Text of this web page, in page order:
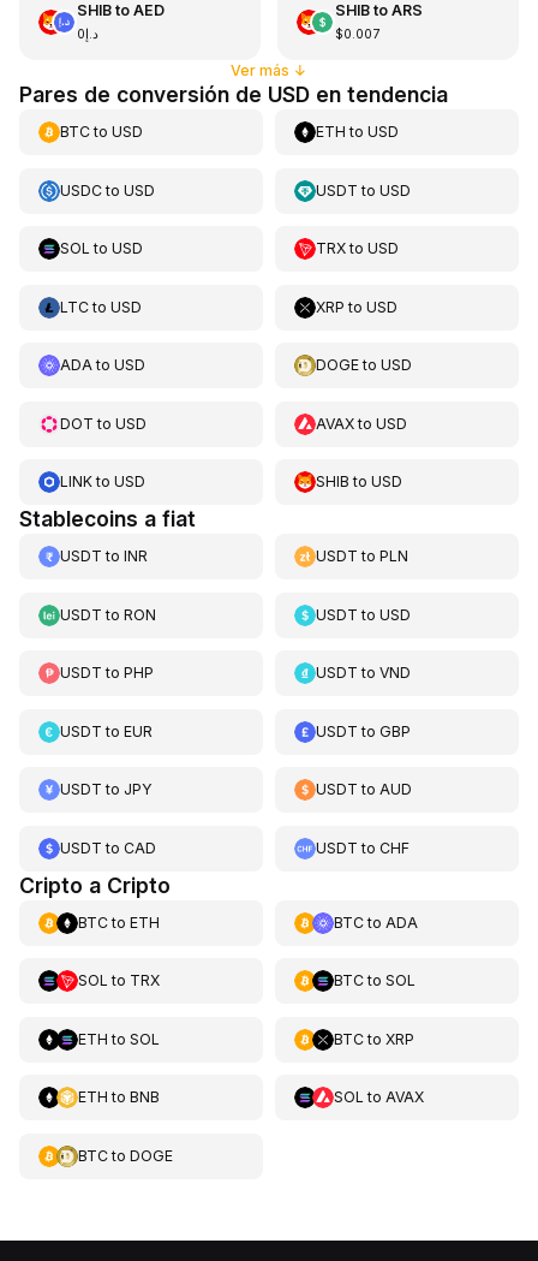
SHIBto AED
د.إ0
SHIBto ARS
$0.007
Ver más ↓
Pares de conversión de USD en tendencia
BTCto USD ETH toUSD
USDCto USD USDT toUSD
SOL to USD TRXtoUSD
LTCto USD XRP toUSD
ADAto USD DOGEtoUSD
DOT to USD AVAXtoUSD
LINKto USD SHIB toUSD
Stablecoins a fiat
USDT to INR USDT toPLN
USDT to RON USDT toUSD
USDT to PHP USDT toVND
USDT to EUR USDT toGBP
USDT to JPY USDT toAUD
USDT to CAD USDT toCHF
Cripto a Cripto
BTCto ETH BTCto ADA
SOL to TRX BTCto SOL
ETH to SOL BTCto XRP
ETH to BNB SOL to AVAX
BTCto DOGE